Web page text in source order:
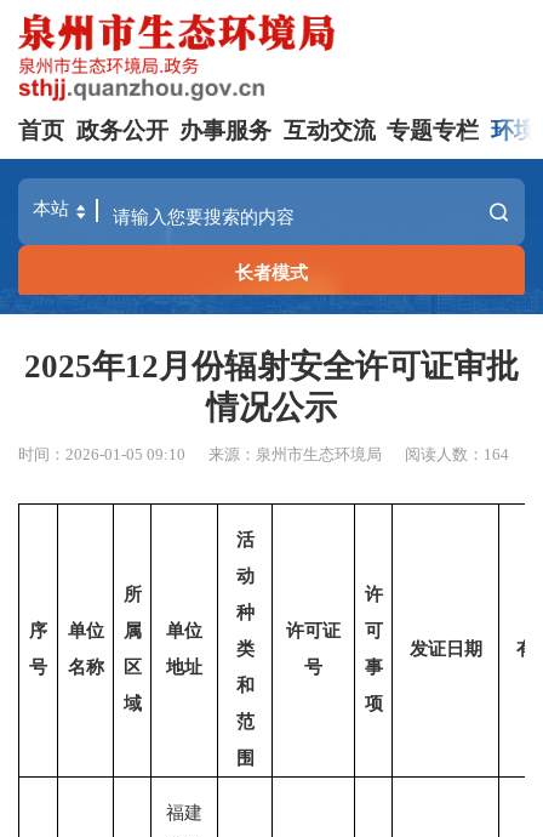
首页 政务公开 办事服务 互动交流 专题专栏 环境
长者模式
2025年12月份辐射安全许可证审批
情况公示
时间：2026-01-05 09:10 来源：泉州市生态环境局 阅读人数： 164
序
号
单位
名称
所
属
区
域
单位
地址
活
动
种
类
和
范
围
许可证
号
许
可
事
项
发证日期 有
福建